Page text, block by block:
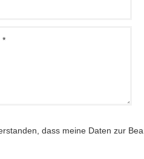
dass meine Daten zur